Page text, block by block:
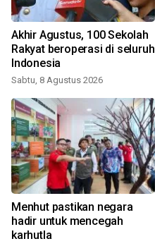
Akhir Agustus, 100 Sekolah
Rakyat beroperasi di seluruh
Indonesia
Sabtu, 8 Agustus 2026
Menhut pastikan negara
hadir untuk mencegah
karhutla